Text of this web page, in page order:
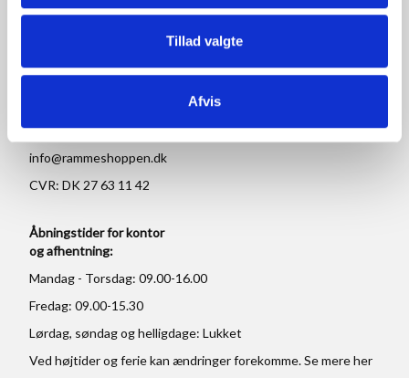
Tillad valgte
Afvis
Tlf: +45 77 34 11 00
info@rammeshoppen.dk
CVR: DK 27 63 11 42
Åbningstider for kontor
og afhentning:
Mandag - Torsdag: 09.00-16.00
Fredag: 09.00-15.30
Lørdag, søndag og helligdage: Lukket
Ved højtider og ferie kan ændringer forekomme. Se mereher